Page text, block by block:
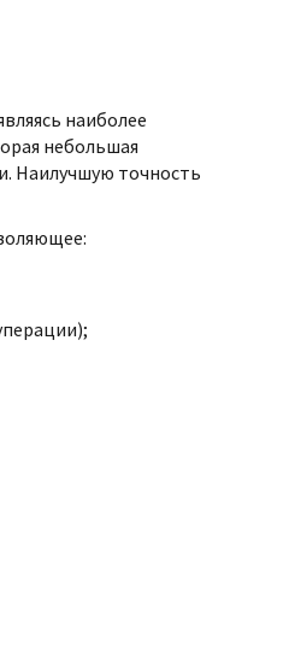
наиболее
небольшая
Наилучшую точность